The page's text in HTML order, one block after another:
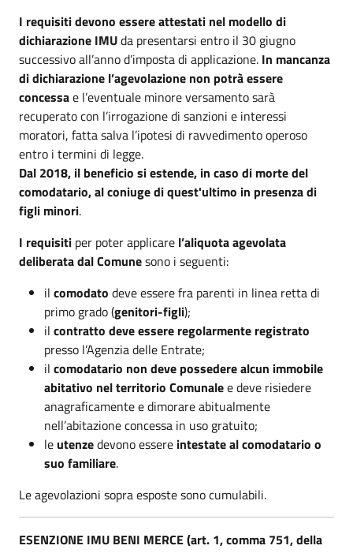
I requisiti devono essere attestati nel modello di
dichiarazione IMUda presentarsi entro il 30 giugno
successivo all’anno d’imposta di applicazione. In mancanza
di dichiarazione l’agevolazione non potrà essere
concessae l’eventuale minore versamento sarà
recuperato con l’irrogazione di sanzioni e interessi
moratori, fatta salva l’ipotesi di ravvedimento operoso
entro i termini di legge.
Dal 2018, il beneficio si estende, in caso di morte del
comodatario, al coniuge di quest'ultimo in presenza di
figli minori.
I requisiti per poter applicare l’aliquota agevolata
deliberata dal Comunesono i seguenti:
il comodato deve essere fra parenti in linea retta di
primo grado (genitori-figli);
il contratto deve essere regolarmente registrato
presso l’Agenzia delle Entrate;
il comodatario non deve possedere alcun immobile
abitativo nel territorio Comunalee deve risiedere
anagraficamente e dimorare abitualmente
nell’abitazione concessa in uso gratuito;
le utenzedevono essere intestate al comodatario o
suo familiare.
Le agevolazioni sopra esposte sono cumulabili.
ESENZIONE IMU BENI MERCE (art. 1, comma 751, della